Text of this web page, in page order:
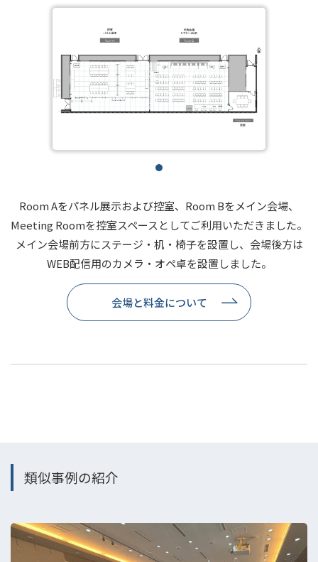
Room Aをパネル展示および控室、Room Bをメイン会場、
Meeting Roomを控室スペースとしてご利用いただきました。
メイン会場前方にステージ・机・椅子を設置し、会場後方は
WEB配信用のカメラ・オペ卓を設置しました。
会場と料金について
類似事例の紹介